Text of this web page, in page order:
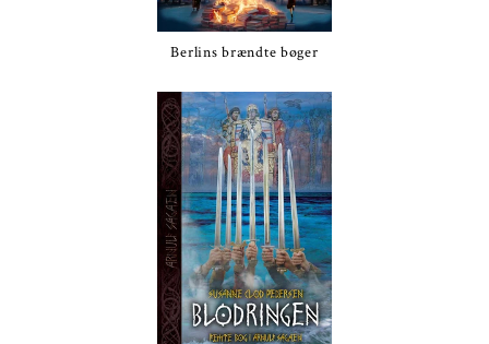
Berlins brændte bøger